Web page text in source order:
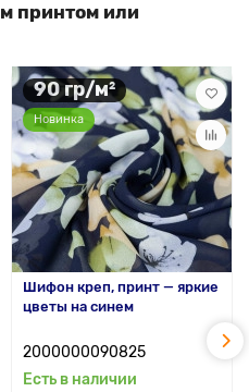
принтом или
90 гр/м²
Новинка
Шифон креп, принт — яркие
цветы на синем
2000000090825
Есть в наличии